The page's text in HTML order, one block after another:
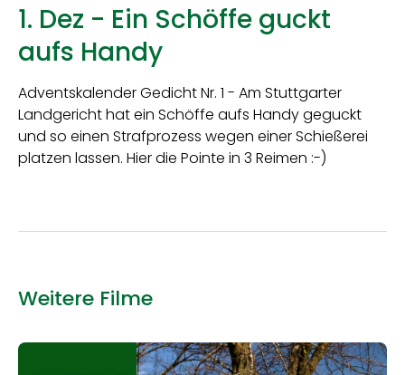
1. Dez - Ein Schöffe guckt
aufs Handy
Adventskalender Gedicht Nr. 1 - Am Stuttgarter
Landgericht hat ein Schöffe aufs Handy geguckt
und so einen Strafprozess wegen einer Schießerei
platzen lassen. Hier die Pointe in 3 Reimen :-)
Weitere Filme